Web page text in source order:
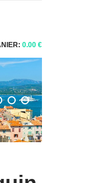
0.00 €